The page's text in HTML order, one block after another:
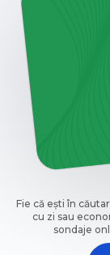
Fie că ești în
cu zi sau
sondaje